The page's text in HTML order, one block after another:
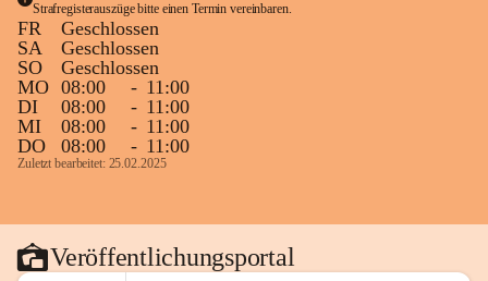
Strafregisterauszüge bitte einen Termin vereinbaren.
FR
Geschlossen
SA
Geschlossen
SO
Geschlossen
MO 08:00 - 11:00
DI
08:00 - 11:00
MI
08:00 - 11:00
DO
08:00 - 11:00
Zuletzt bearbeitet: 25.02.2025
Veröffentlichungsportal